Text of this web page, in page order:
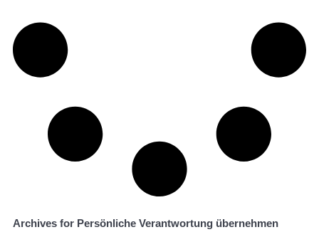
Archives for Persönliche Verantwortung übernehmen